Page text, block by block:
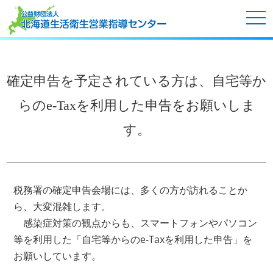
確定申告を予定されている方は、自宅等か
らのe-Taxを利用した申告をお願いしま
す。
税務署の確定申告会場には、多くの方が訪れることか
ら、大変混雑します。
感染症対策の観点からも、スマートフォンやパソコン
等を利用した「自宅等からのe-Taxを利用した申告」を
お願いしています。